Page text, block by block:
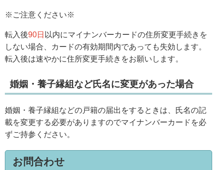
※ご注意ください※
転入後90日 以内にマイナンバーカードの住所変更手続きを
しない場合、カードの有効期間内であっても失効します。
転入後は速やかに住所変更手続きをお願いします。
婚姻・養子縁組など氏名に変更があった場合
婚姻・養子縁組などの戸籍の届出をするときは、氏名の記
載を変更する必要がありますのでマイナンバーカードを必
ずご持参ください。
お問合わせ